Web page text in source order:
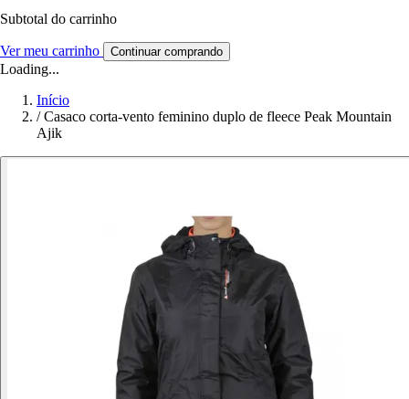
Subtotal do carrinho
Ver meu carrinho Continuar comprando
Loading...
Início
/ Casaco corta-vento feminino duplo de fleece Peak Mountain
Ajik